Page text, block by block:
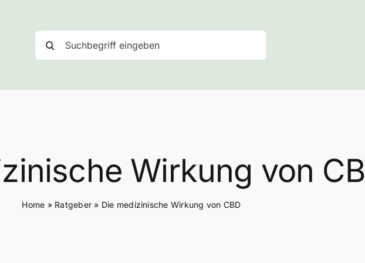
nach:
Wirkung von
Home » Ratgeber » Die medizinische Wirkung von CBD